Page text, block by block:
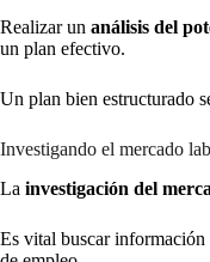
Realizar un análisis del
un plan efectivo.
Un plan bien estructurado
Investigando el mercado
La investigación del
Es vital buscar información